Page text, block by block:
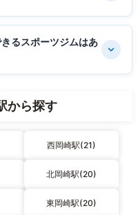
るスポーツジムはあ
から探す
西岡崎駅(21)
北岡崎駅(20)
東岡崎駅(20)